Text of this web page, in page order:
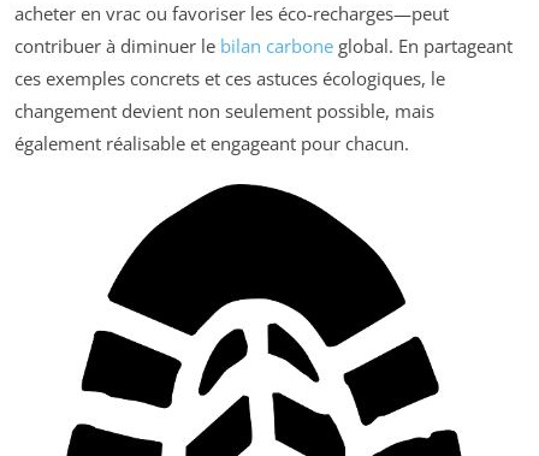
acheter en vrac ou favoriser les éco-recharges—peut
contribuer à diminuer le bilan carbone global. En partageant
ces exemples concrets et ces astuces écologiques, le
changement devient non seulement possible, mais
également réalisable et engageant pour chacun.